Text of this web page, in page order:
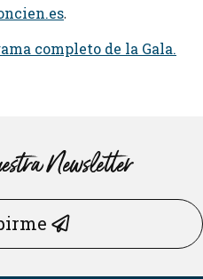
.
completo de la Gala.
Newsletter